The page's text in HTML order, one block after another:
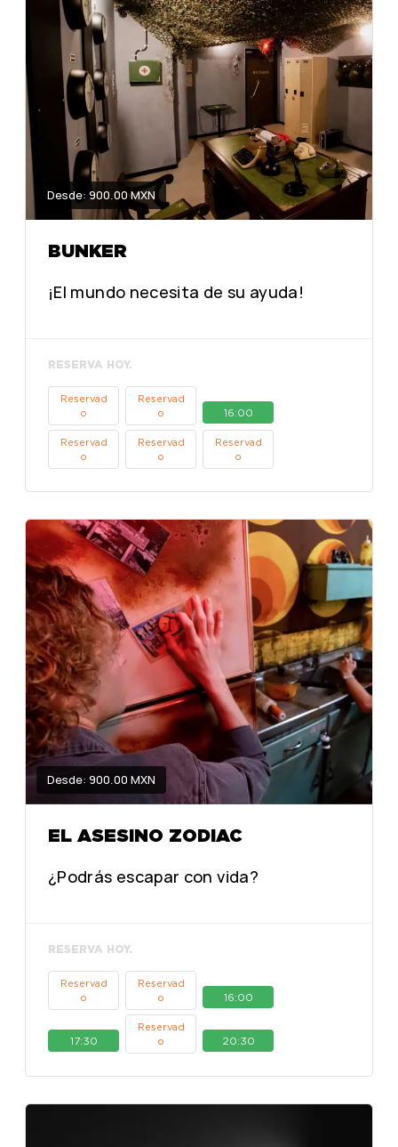
Desde: 900.00 MXN
BUNKER
¡El mundo necesita de su ayuda!
RESERVA HOY.
Reservad
o
Reservad
o
16:00
Reservad
o
Reservad
o
Reservad
o
Desde: 900.00 MXN
EL ASESINO ZODIAC
¿Podrás escapar con vida?
RESERVA HOY.
Reservad
o
Reservad
o
16:00
17:30
Reservad
o
20:30